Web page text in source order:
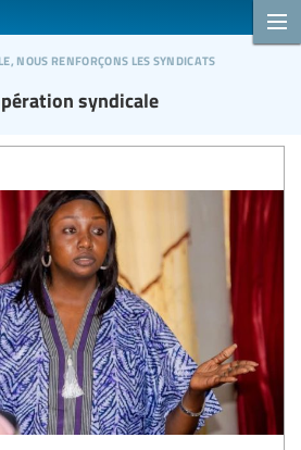
syndicale
nous renforçons les syndicats